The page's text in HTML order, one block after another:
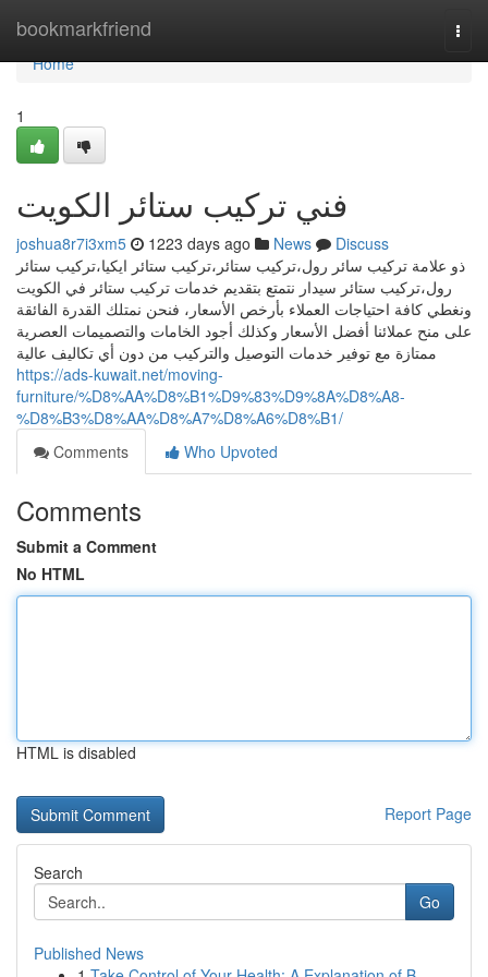
bookmarkfriend
Home
Home
1
فني تركيب ستائر الكويت
joshua8r7i3xm5 1223 days ago News
Discuss
ذو علامة تركيب سائر رول،تركيب ستائر،تركيب ستائر ايكيا،تركيب ستائر
رول،تركيب ستائر سيدار نتمتع بتقديم خدمات تركيب ستائر في الكويت
ونغطي كافة احتياجات العملاء بأرخص الأسعار، فنحن نمتلك القدرة الفائقة
على منح عملائنا أفضل الأسعار وكذلك أجود الخامات والتصميمات العصرية
ممتازة مع توفير خدمات التوصيل والتركيب من دون أي تكاليف عالية
https://ads-kuwait.net/moving-
furniture/%D8%AA%D8%B1%D9%83%D9%8A%D8%A8-
%D8%B3%D8%AA%D8%A7%D8%A6%D8%B1/
Comments
Who Upvoted
Comments
Submit a Comment
No HTML
HTML is disabled
Report Page
Search
Go
Published News